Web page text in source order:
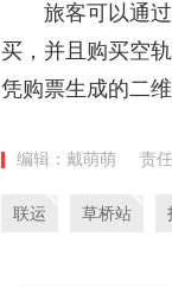
旅客可以通过
买，并且购买空
凭购票生成的二
编辑：戴萌萌 责
联运 草桥站